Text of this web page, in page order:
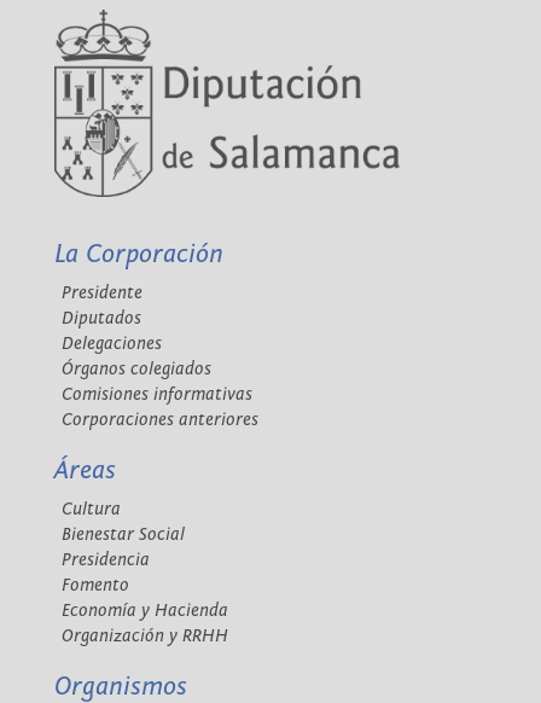
La Corporación
Presidente
Diputados
Delegaciones
Órganos colegiados
Comisiones informativas
Corporaciones anteriores
Áreas
Cultura
Bienestar Social
Presidencia
Fomento
Economía y Hacienda
Organización y RRHH
Organismos